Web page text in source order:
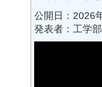
公開日：2026
発表者：工学